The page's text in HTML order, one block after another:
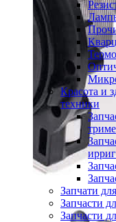
Красота и
техники
Запчати
Запчасти
Запчасти